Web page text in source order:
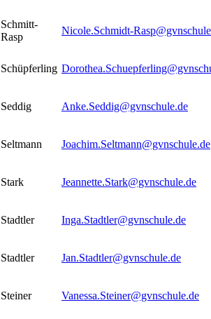
Schmitt-
Rasp
Nicole.Schmidt-
Schüpferling
Seddig Anke.Seddig@gvnschule.de
Seltmann Joachim.Seltmann@gvnschule.de
Stark Jeannette.Stark@gvnschule.de
Stadtler Inga.Stadtler@gvnschule.de
Stadtler Jan.Stadtler@gvnschule.de
Steiner Vanessa.Steiner@gvnschule.de